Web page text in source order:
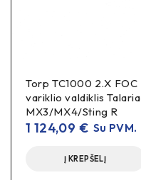
Torp TC1000 2.X FOC
variklio valdiklis Talaria
MX3/MX4/Sting R
1 124,09 € Su PVM.
Į KREPŠELĮ